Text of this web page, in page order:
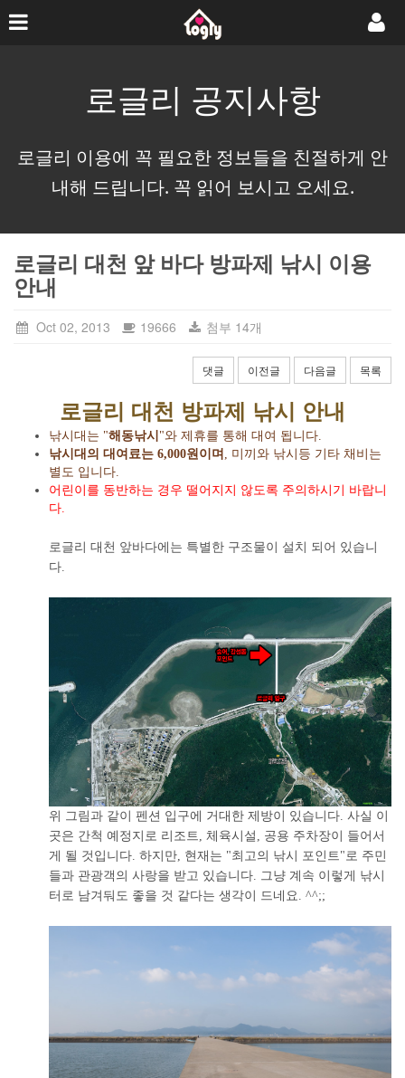
로글리 공지사항
로글리 이용에 꼭 필요한 정보들을 친절하게 안
내해 드립니다. 꼭 읽어 보시고 오세요.
로글리 대천 앞 바다 방파제 낚시 이용
안내
Oct 02, 2013 19666 첨부 14개
댓글 이전글 다음글 목록
로글리 대천 방파제 낚시 안내
낚시대는 "해동낚시 "와 제휴를 통해 대여 됩니다.
낚시대의 대여료는 6,000원이며 , 미끼와 낚시 등 기타 채비는
별도 입니다.
어린이를 동반하는 경우 떨어지지 않도록 주의하시기 바랍니
다.
로글리 대천 앞바다에는 특별한 구조물이 설치 되어 있습니
다.
위 그림과 같이 펜션 입구에 거대한 제방이 있습니다. 사실 이
곳은 간척 예정지로 리조트, 체육시설, 공용 주차장이 들어서
게 될 것입니다. 하지만, 현재는 "최고의 낚시 포인트"로 주민
들과 관광객의 사랑을 받고 있습니다. 그냥 계속 이렇게 낚시
터로 남겨둬도 좋을 것 같다는 생각이 드네요. ^^;;